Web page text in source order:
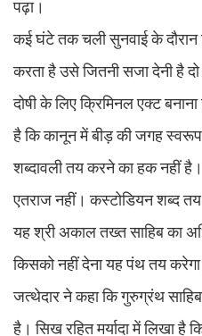
पढ़ा।
कई घंटे तक चली सुनवाई के दौरान
करता है उसे जितनी सजा देनी है
दोषी के लिए क्रिमिनल एक्ट
है कि कानून में बीड़ की जगह
शब्दावली तय करने का हक नहीं
एतराज नहीं। कस्टोडियन शब्द
यह श्री अकाल तख्त साहिब का
किसको नहीं देना यह पंथ तय
जत्थेदार ने कहा कि गुरुग्रंथ
है। सिख रहित मर्यादा में लिखा है